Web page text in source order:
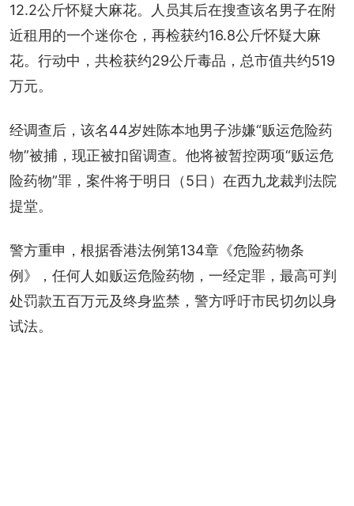
12.2公斤怀疑大麻花。人员其后在搜查该名男子在附
近租用的一个迷你仓，再检获约16.8公斤怀疑大麻
花。行动中，共检获约29公斤毒品，总市值共约519
万元。
经调查后，该名44岁姓陈本地男子涉嫌“贩运危险药
物”被捕，现正被扣留调查。他将被暂控两项“贩运危
险药物”罪，案件将于明日（5日）在西九龙裁判法院
提堂。
警方重申，根据香港法例第134章《危险药物条
例》，任何人如贩运危险药物，一经定罪，最高可判
处罚款五百万元及终身监禁，警方呼吁市民切勿以身
试法。